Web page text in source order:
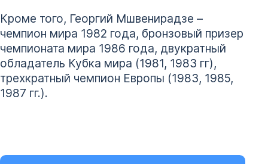
Кроме того, Георгий Мшвенирадзе –
чемпион мира 1982 года, бронзовый призер
чемпионата мира 1986 года, двукратный
обладатель Кубка мира (1981, 1983 гг),
трехкратный чемпион Европы (1983, 1985,
1987 гг.).